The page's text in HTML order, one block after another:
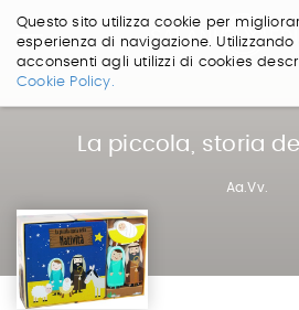
Questo sito utilizza cookie per
esperienza di navigazione. Utilizzando
acconsenti agli utilizzi di cookies
Cookie Policy.
Salta
La piccola, storia
Aa.Vv.